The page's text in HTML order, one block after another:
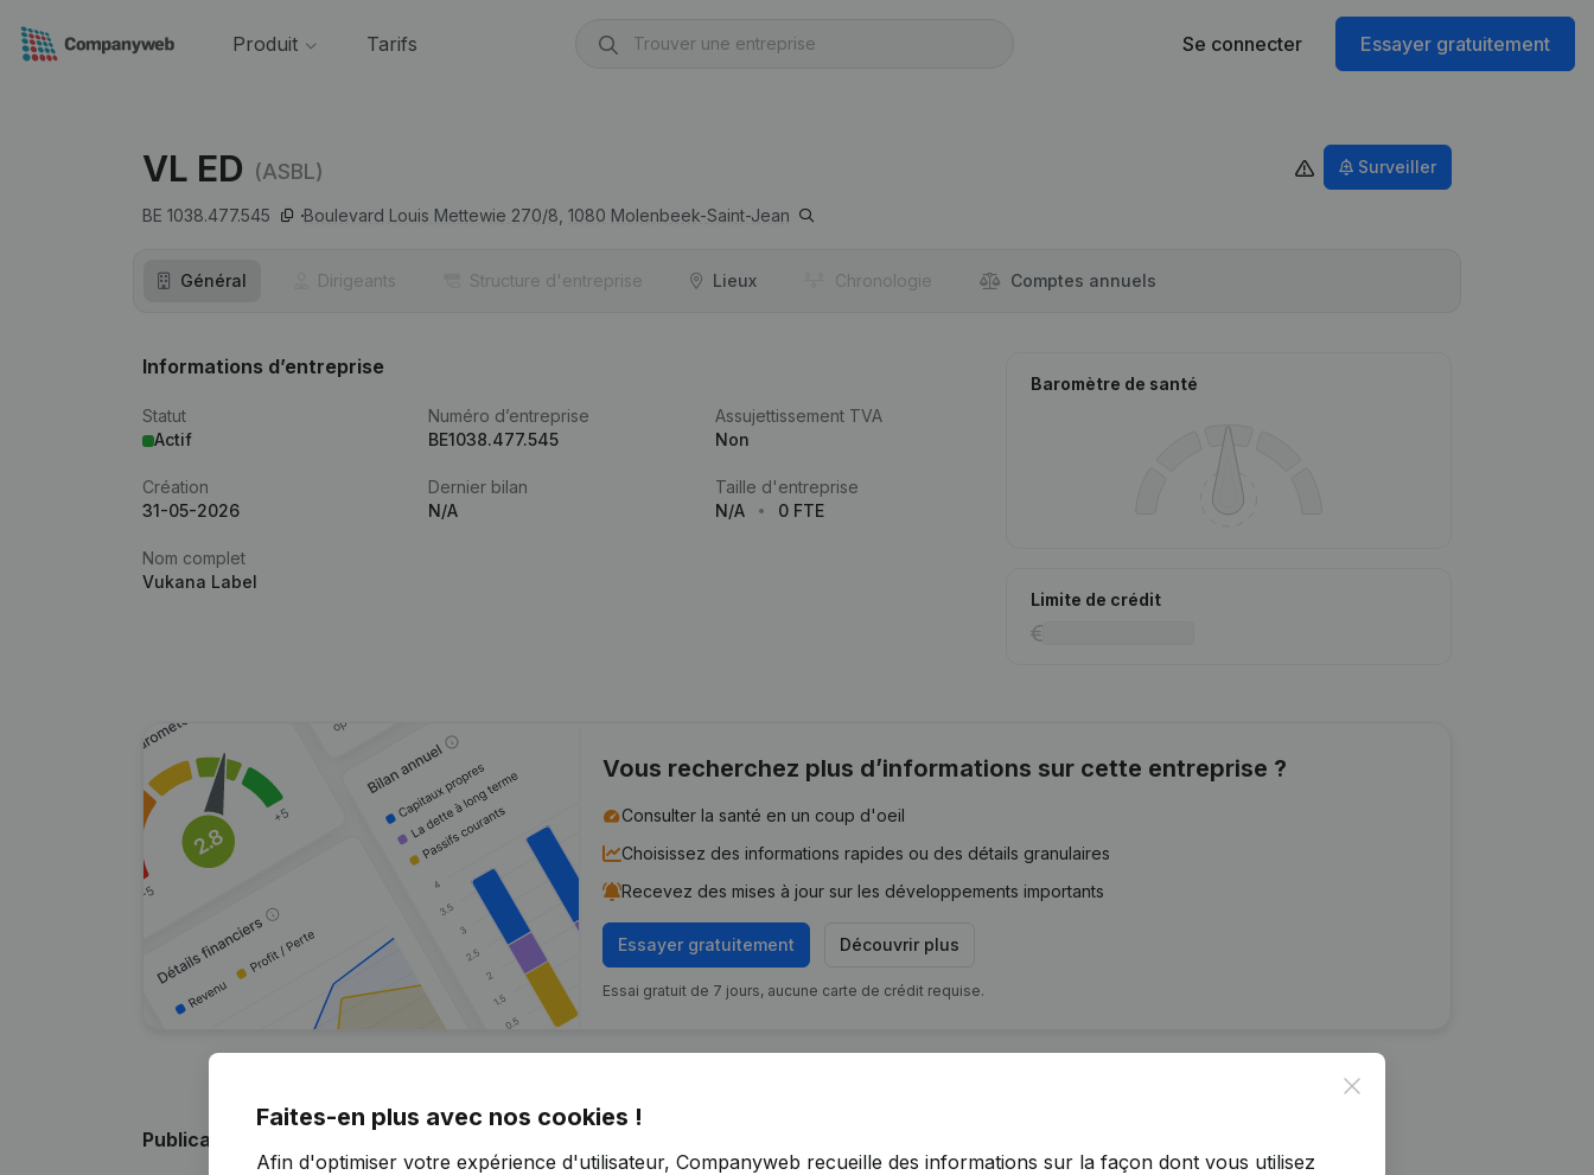
Produit Tarifs Se connecter Essayer gratuitement
VL ED (ASBL)
BE 1038.477.545 Boulevard Louis Mettewie 270/8, 1080 Molenbeek-Saint-Jean
Surveiller
Général Dirigeants Structure d'entreprise Lieux Chronologie Comptes annuels
Informations d’entreprise
Statut
Actif
Numéro d’entreprise
BE1038.477.545
Assujettissement TVA
Non
Création
31-05-2026
Dernier bilan
N/A
Taille d'entreprise
N/A
0 FTE
Nom complet
Vukana Label
Baromètre de santé
Limite de crédit
Vous recherchez plus d’informations sur cette entreprise ?
Consulter la santé en un coup d'oeil
Choisissez des informations rapides ou des détails granulaires
Recevez des mises à jour sur les développements importants
Essayer gratuitement Découvrir plus
Essai gratuit de 7 jours, aucune carte de crédit requise.
Publications
Close
Faites-en plus avec nos cookies !
Afin d'optimiser votre expérience d'utilisateur, Companyweb recueille des informations sur la façon dont vous utilisez